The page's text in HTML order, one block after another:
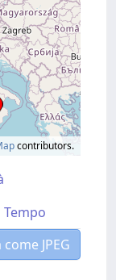
contributors.
Tempo
come JPEG